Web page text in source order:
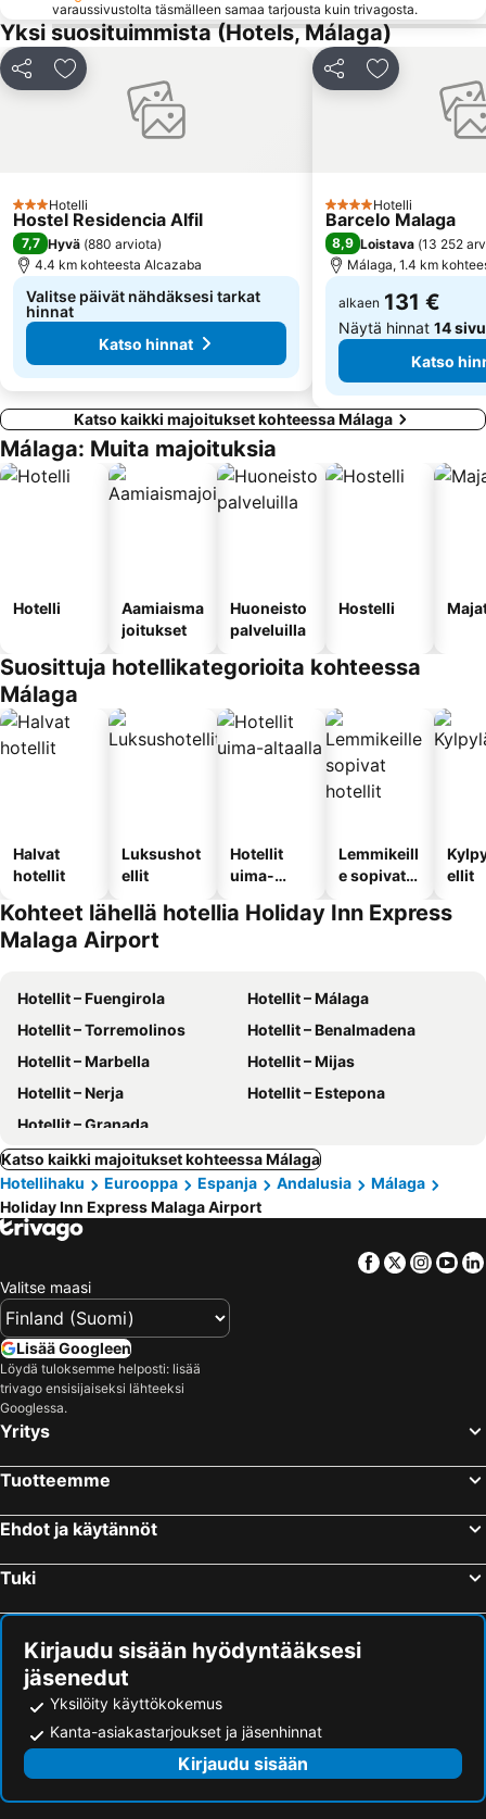
Marqués de Larios
El Morche
Los Álamos
Parque del Sol
Hipódromo Costa del Sol
Plaza de los Naranjos
varaussivustolta täsmälleen samaa tarjousta kuin trivagosta.
Yksi suosituimmista (Hotels, Málaga)
Jaa Lisää suosikkeihin
3 Tähtiluokitus
Hotelli
Hostel Residencia Alfil
7,7 Hyvä (880 arviota)
4.4 km kohteesta Alcazaba
Valitse päivät nähdäksesi tarkat
hinnat
Katso hinnat
Jaa Lisää
4 Tähtiluokitus
Hotelli
Barcelo Malaga
8,9 Loistava (13 252
Málaga, 1.4 km
alkaen 131 €
Näytä hinnat 14
Katso
Katso kaikki majoitukset kohteessa Málaga
Málaga: Muita majoituksia
Hotelli
Aamiaisma
joitukset
Huoneisto
palveluilla
Hostelli
Suosittuja hotellikategorioita kohteessa
Málaga
Halvat
hotellit
Luksushot
ellit
Hotellit
uima-
Lemmikeill
e sopivat
ellit
Kohteet lähellä hotellia Holiday Inn Express
Malaga Airport
Hotellit – Fuengirola
Hotellit – Málaga
Hotellit – Torremolinos
Hotellit – Benalmadena
Hotellit – Marbella
Hotellit – Mijas
Hotellit – Nerja
Hotellit – Estepona
Hotellit – Granada
Katso kaikki majoitukset kohteessa Málaga
Hotellihaku
Eurooppa Espanja Andalusia
Málaga
Holiday Inn Express Malaga Airport
Facebook
Twitter
Valitse maasi
Lisää Googleen
Löydä tuloksemme helposti: lisää
trivago ensisijaiseksi lähteeksi
Googlessa.
Yritys
Tuotteemme
Ehdot ja käytännöt
Tuki
Kirjaudu sisään hyödyntääksesi
jäsenedut
Yksilöity käyttökokemus
Kanta-asiakastarjoukset ja jäsenhinnat
Kirjaudu sisään